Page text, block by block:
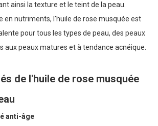
ainsi la texture et le teint de la peau.
en nutriments, l'huile de rose musquée est
pour tous les types de peau, des peaux
aux peaux matures et à tendance acnéique.
de l'huile de rose musquée
anti-âge